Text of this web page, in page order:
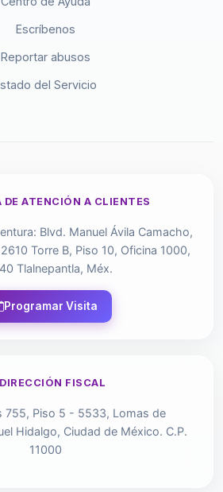
Escríbenos
Reportar abusos
del Servicio
DE ATENCIÓN A CLIENTES
Blvd. Manuel Ávila Camacho,
Torre B, Piso 10, Oficina 1000,
Tlalnepantla, Méx.
Programar Visita
DIRECCIÓN FISCAL
755, Piso 5 - 5533, Lomas de
Hidalgo, Ciudad de México. C.P.
11000